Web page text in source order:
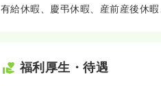
有給休暇、慶弔休暇、産前産後休
福利厚生・待遇